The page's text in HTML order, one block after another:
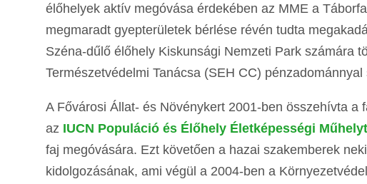
élőhelyek aktív megóvása érdekében az MME a
megmaradt gyepterületek bérlése révén tudta
Széna-dűlő élőhely Kiskunsági Nemzeti Park számára
Természetvédelmi Tanácsa (SEH CC) pénzadománnyal
A Fővárosi Állat- és Növénykert 2001-ben összehívta
az IUCN Populáció és Élőhely Életképességi
faj megóvására. Ezt követően a hazai szakemberek
kidolgozásának, ami végül a 2004-ben a